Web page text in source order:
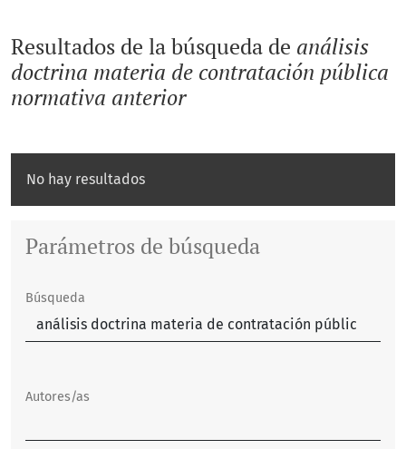
Resultados de la búsqueda de análisis
doctrina materia de contratación pública
normativa anterior
No hay resultados
Parámetros de búsqueda
Búsqueda
Autores/as